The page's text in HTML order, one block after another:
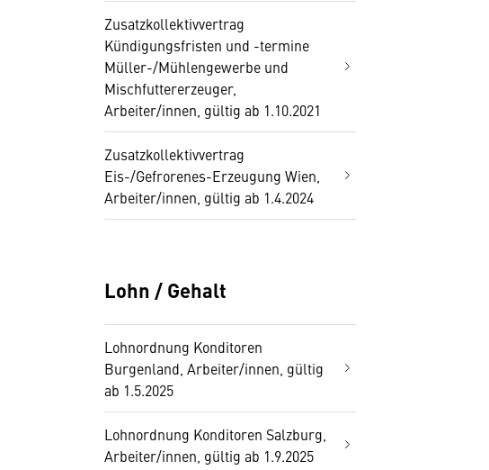
Zusatzkollektivvertrag
Kündigungsfristen und -termine
Müller-/Mühlengewerbe und
Mischfuttererzeuger,
Arbeiter/innen, gültig ab 1.10.2021
Zusatzkollektivvertrag
Eis-/Gefrorenes-Erzeugung Wien,
Arbeiter/innen, gültig ab 1.4.2024
Lohn / Gehalt
Lohnordnung Konditoren
Burgenland, Arbeiter/innen, gültig
ab 1.5.2025
Lohnordnung Konditoren Salzburg,
Arbeiter/innen, gültig ab 1.9.2025